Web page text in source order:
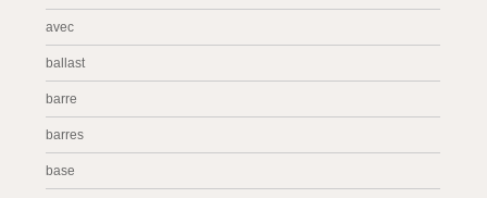
avec
ballast
barre
barres
base